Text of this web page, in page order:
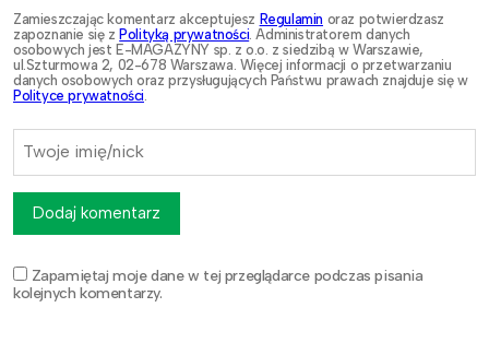
Zamieszczając komentarz akceptujesz Regulamin oraz potwierdzasz
zapoznanie się zPolityką prywatności . Administratorem danych
osobowych jest E-MAGAZYNY sp. z o.o. z siedzibą w Warszawie,
ul.Szturmowa 2, 02-678 Warszawa. Więcej informacji o przetwarzaniu
danych osobowych oraz przysługujących Państwu prawach znajduje się w
Polityce prywatności
Zapamiętaj moje dane w tej przeglądarce podczas pisania
kolejnych komentarzy.
Dodaj komentarz